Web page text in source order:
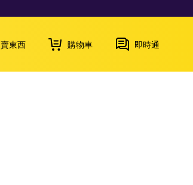
賣東西 購物車 即時通